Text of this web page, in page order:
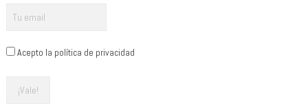
Acepto la política de privacidad